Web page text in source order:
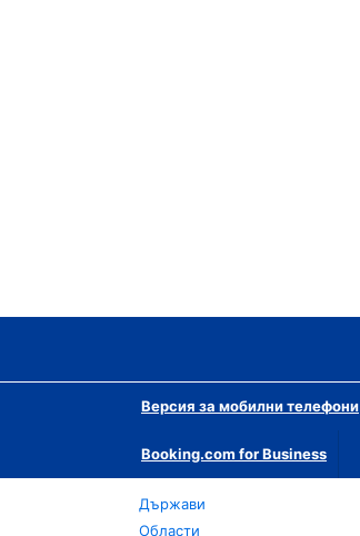
Версия за мобилни телефони
Booking.com for Business
Държави
Области